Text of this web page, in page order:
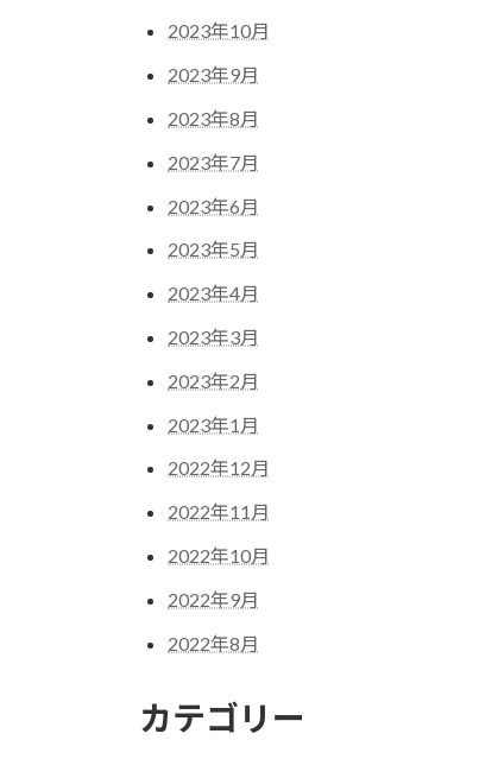
2023年10月
2023年9月
2023年8月
2023年7月
2023年6月
2023年5月
2023年4月
2023年3月
2023年2月
2023年1月
2022年12月
2022年11月
2022年10月
2022年9月
2022年8月
カテゴリー